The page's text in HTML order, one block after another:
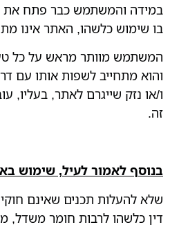
במידה והמשתמש כבר פתח את
בו שימוש כלשהו, האתר אינו
המשתמש מוותר מראש על כל
והוא מתחייב לשפות אותו עם
ו/או נזק שייגרם לאתר, בעליו,
זה.
בנוסף לאמור לעיל, שימוש
שלא להעלות תכנים שאינם
דין כלשהו לרבות חומר משדל,